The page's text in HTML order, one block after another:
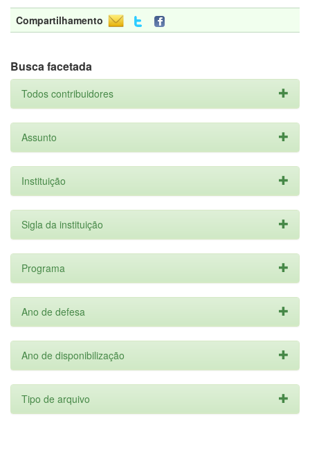
Compartilhamento
Busca facetada
Todos contribuidores
Assunto
Instituição
Sigla da instituição
Programa
Ano de defesa
Ano de disponibilização
Tipo de arquivo